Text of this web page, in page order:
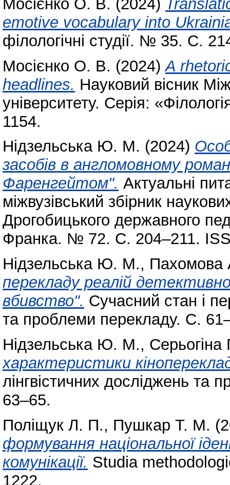
Мосієнко О. В. (2024)
emotive vocabulary into
філологічні студії. № 35. С.
Мосієнко О. В. (2024)A
headlines. Науковий вісник
університету. Серія:
1154.
Нідзельська Ю. М. (2024)
засобів в англомовному
Фаренгейтом". Актуальні
міжвузівський збірник
Дрогобицького державного
Франка. № 72. С. 204–211.
Нідзельська Ю. М.,
перекладу реалій
вбивство". Сучасний стан і
та проблеми перекладу. С.
Нідзельська Ю. М., Серьогіна
характеристики
лінгвістичних досліджень
63–65.
Поліщук Л. П., Пушкар Т. М.
формування національної
комунікації. Studia
1222.